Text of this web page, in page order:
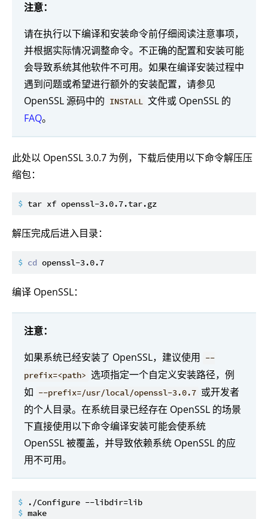
注意：
请在执行以下编译和安装命令前仔细阅读注意事项，
并根据实际情况调整命令。不正确的配置和安装可能
会导致系统其他软件不可用。如果在编译安装过程中
遇到问题或希望进行额外的安装配置，请参见
OpenSSL 源码中的 INSTALL 文件或 OpenSSL 的
FAQ。
此处以 OpenSSL 3.0.7 为例，下载后使用以下命令解压压
缩包：
$ tar xf openssl-3.0.7.tar.gz
解压完成后进入目录：
$ cd openssl-3.0.7
编译 OpenSSL：
注意：
如果系统已经安装了 OpenSSL，建议使用 --
prefix=<path> 选项指定一个自定义安装路径，例
如 --prefix=/usr/local/openssl-3.0.7 或开发者
的个人目录。在系统目录已经存在 OpenSSL 的场景
下直接使用以下命令编译安装可能会使系统
OpenSSL 被覆盖，并导致依赖系统 OpenSSL 的应
用不可用。
$
./Configure --libdir=lib
$ make